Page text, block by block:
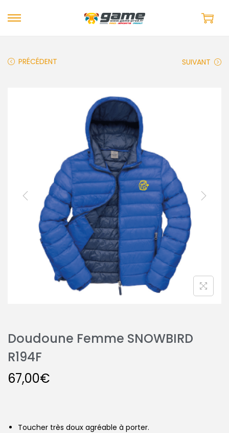
PRÉCÉDENT SUIVANT
Doudoune Femme SNOWBIRD
R194F
67,00€
Toucher très doux agréable à porter.